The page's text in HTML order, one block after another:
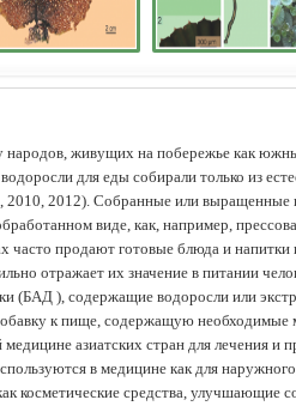
живущих на побережье как
для еды собирали только из
2010, 2012). Собранные или
виде, как, например,
продают готовые блюда и
отражает их значение в питании
(БАД ), содержащие водоросли или
к пище, содержащую
азиатских стран для лечения и
в медицине как для
косметические средства, улучшающие